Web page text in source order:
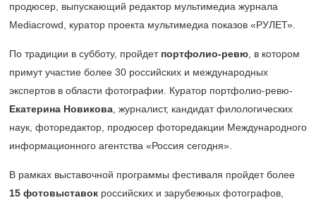
продюсер, выпускающий редактор мультимедиа журнала
Mediacrowd, куратор проекта мультимедиа показов «РУЛЕТ».
По традиции в субботу, пройдет портфолио-ревю, в котором
примут участие более 30 российских и международных
экспертов в области фотографии. Куратор портфолио-ревю-
Екатерина Новикова, журналист, кандидат филологических
наук, фоторедактор, продюсер фоторедакции Международного
информационного агентства «Россия сегодня».
В рамках выставочной программы фестиваля пройдет более
15 фотовыставок российских и зарубежных фотографов,